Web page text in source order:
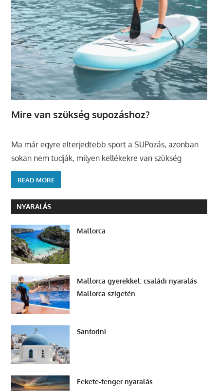
Mire van szükség supozáshoz?
Ma már egyre elterjedtebb sport a SUPozás, azonban
sokan nem tudják, milyen kellékekre van szükség
READ MORE
NYARALÁS
Mallorca
Mallorca gyerekkel: családi nyaralás
Mallorca szigetén
Santorini
Fekete-tenger nyaralás